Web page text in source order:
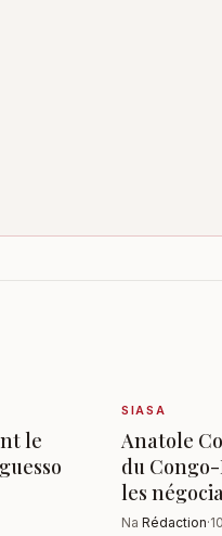
le
SIASA
Anatole
du
les
Na Rédaction·